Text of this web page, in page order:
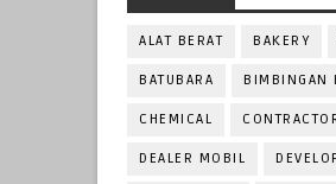
ALAT BERAT BAKERY
BATUBARA BIMBINGAN
CHEMICAL
DEALER MOBIL